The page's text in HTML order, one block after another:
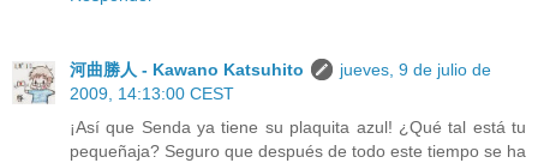
河曲勝人 - Kawano Katsuhito
jueves, 9 de julio de
2009, 14:13:00 CEST
¡Así que Senda ya tiene su plaquita azul! ¿Qué tal está tu
pequeñaja? Seguro que después de todo este tiempo se ha